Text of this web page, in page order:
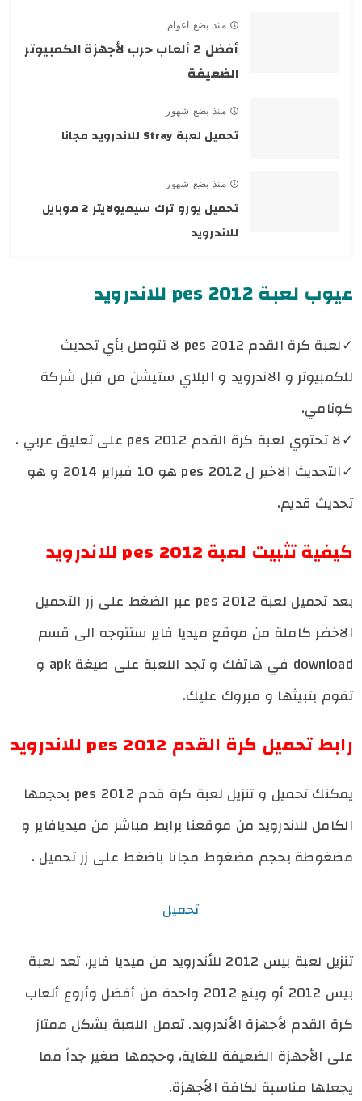
منذ بضع اعوام
أفضل 2 ألعاب حرب لأجهزة الكمبيوتر
الضعيفة
منذ بضع شهور
تحميل لعبة Stray للاندرويد مجانا
منذ بضع شهور
تحميل يورو ترك سيميولايتر 2 موبايل
للاندرويد
عيوب لعبة pes 2012 للاندرويد
✓لعبة كرة القدم pes 2012 لا تتوصل بأي تحديث
للكمبيوتر و الاندرويد و البلاي ستيشن من قبل شركة
كونامي.
✓لا تحتوي لعبة كرة القدم pes 2012 على تعليق عربي .
✓التحديث الاخير ل pes 2012 هو 10 فبراير 2014 و هو
تحديث قديم.
كيفية تثبيت لعبة pes 2012 للاندرويد
بعد تحميل لعبة pes 2012 عبر الضغط على زر التحميل
الاخضر كاملة من موقع ميديا فاير ستتوجه الى قسم
download في هاتفك و تجد اللعبة على صيغة apk و
تقوم بتبيثها و مبروك عليك.
رابط تحميل كرة القدم pes 2012 للاندرويد
يمكنك تحميل و تنزيل لعبة كرة قدم pes 2012 بحجمها
الكامل للاندرويد من موقعنا برابط مباشر من ميديافاير و
مضغوطة بحجم مضغوط مجانا باضغط على زر تحميل .
تحميل
تنزيل لعبة بيس 2012 للأندرويد من ميديا فاير، تعد لعبة
بيس 2012 أو وينج 2012 واحدة من أفضل وأروع ألعاب
كرة القدم لأجهزة الأندرويد. تعمل اللعبة بشكل ممتاز
على الأجهزة الضعيفة للغاية، وحجمها صغير جداً مما
يجعلها مناسبة لكافة الأجهزة.